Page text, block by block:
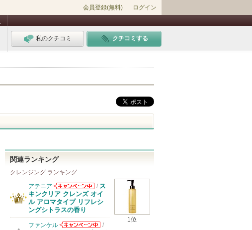
会員登録(無料) ログイン
私のクチコミ クチコミする
関連ランキング
クレンジング ランキング
1位
アテニア
アテニアからの
お知らせがあり
ます
/ ス
キンクリア クレンズ オイ
ル アロマタイプ リフレシ
ングシトラスの香り
ファンケル
/